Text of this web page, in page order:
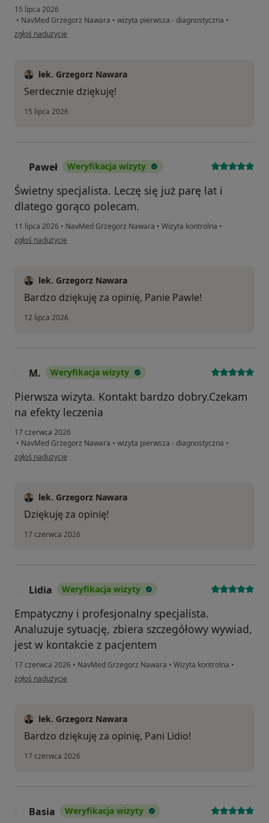
15 lipca 2026
• NavMed Grzegorz Nawara • wizyta pierwsza - diagnostyczna •
w opinii użytkownika GS
zgłoś nadużycie
lek. Grzegorz Nawara
Serdecznie dziękuję!
15 lipca 2026
Paweł Weryfikacja wizyty
Świetny specjalista. Leczę się już parę lat i
dlatego gorąco polecam.
11 lipca 2026 • NavMed Grzegorz Nawara • Wizyta kontrolna •
w opinii użytkownika Paweł
zgłoś nadużycie
lek. Grzegorz Nawara
Bardzo dziękuję za opinię, Panie Pawle!
12 lipca 2026
M. Weryfikacja wizyty
Pierwsza wizyta. Kontakt bardzo dobry.Czekam
na efekty leczenia
17 czerwca 2026
• NavMed Grzegorz Nawara • wizyta pierwsza - diagnostyczna •
w opinii użytkownika M.
zgłoś nadużycie
lek. Grzegorz Nawara
Dziękuję za opinię!
17 czerwca 2026
Lidia Weryfikacja wizyty
Empatyczny i profesjonalny specjalista.
Analuzuje sytuację, zbiera szczegółowy wywiad,
jest w kontakcie z pacjentem
17 czerwca 2026 • NavMed Grzegorz Nawara • Wizyta kontrolna •
w opinii użytkownika Lidia
zgłoś nadużycie
lek. Grzegorz Nawara
Bardzo dziękuję za opinię, Pani Lidio!
17 czerwca 2026
Basia Weryfikacja wizyty